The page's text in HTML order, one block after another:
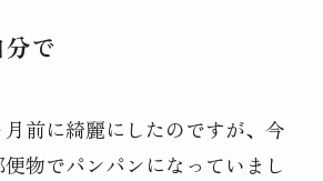
で
前に綺麗にしたのですが、今
物でパンパンになっていまし